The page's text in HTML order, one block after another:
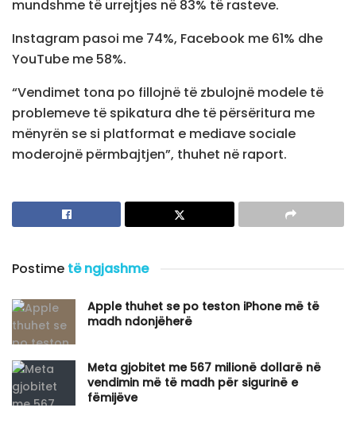
mundshme të urrejtjes në 83% të rasteve.
Instagram pasoi me 74%, Facebook me 61% dhe
YouTube me 58%.
“Vendimet tona po fillojnë të zbulojnë modele të
problemeve të spikatura dhe të përsëritura me
mënyrën se si platformat e mediave sociale
moderojnë përmbajtjen”, thuhet në raport.
Postime të ngjashme
Apple thuhet se po teston iPhone më të
madh ndonjëherë
​Meta gjobitet me 567 milionë dollarë në
vendimin më të madh për sigurinë e
fëmijëve